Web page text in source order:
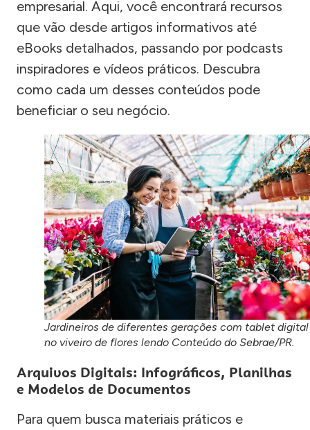
empresarial. Aqui, você encontrará recursos
que vão desde artigos informativos até
eBooks detalhados, passando por podcasts
inspiradores e vídeos práticos. Descubra
como cada um desses conteúdos pode
beneficiar o seu negócio.
Jardineiros de diferentes gerações com tablet digital
no viveiro de flores lendo Conteúdo do Sebrae/PR.
Arquivos Digitais: Infográficos, Planilhas
e Modelos de Documentos
Para quem busca materiais práticos e